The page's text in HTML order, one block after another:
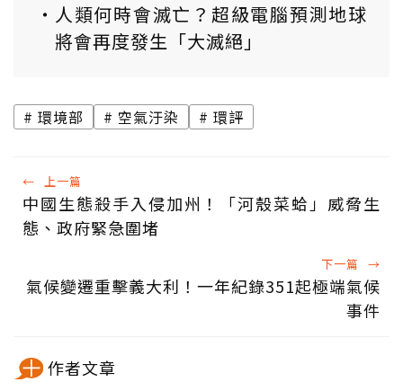
人類何時會滅亡？超級電腦預測地球
將會再度發生「大滅絕」
環境部 空氣汙染 環評
← 上一篇
中國生態殺手入侵加州！「河殼菜蛤」威脅生
態、政府緊急圍堵
下一篇 →
氣候變遷重擊義大利！一年紀錄351起極端氣候
事件
作者文章